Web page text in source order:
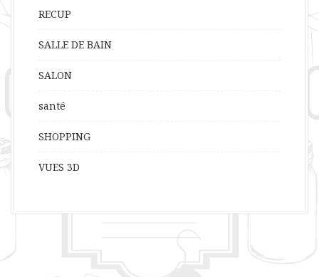
RECUP
SALLE DE BAIN
SALON
santé
SHOPPING
VUES 3D